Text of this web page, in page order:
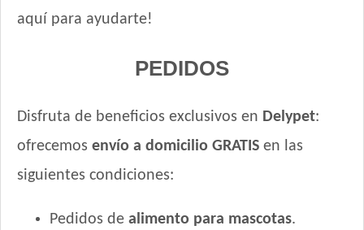
aquí para ayudarte!
PEDIDOS
Disfruta de beneficios exclusivos en Delypet:
ofrecemos envío a domicilio GRATIS en las
siguientes condiciones:
Pedidos de alimento para mascotas.